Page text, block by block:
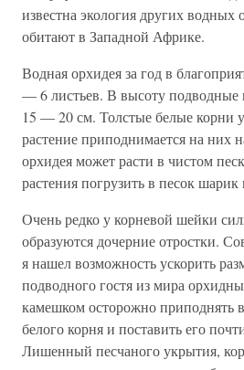
известна экология других
обитают в Западной Африке.
Водная орхидея за год в
— 6 листьев. В высоту подводные
15 — 20 см. Толстые белые корни
растение приподнимается на них
орхидея может расти в чистом
растения погрузить в песок шарик
Очень редко у корневой шейки
образуются дочерние отростки.
я нашел возможность ускорить
подводного гостя из мира
камешком осторожно приподнять
белого корня и поставить его
Лишенный песчаного укрытия,